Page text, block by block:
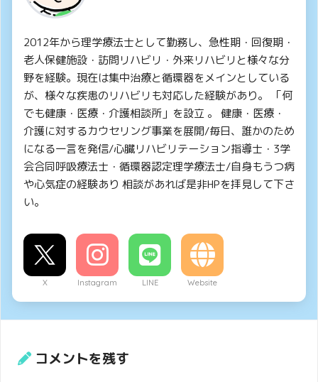
2012年から理学療法士として勤務し、急性期・回復期・
老人保健施設・訪問リハビリ・外来リハビリと様々な分
野を経験。現在は集中治療と循環器をメインとしている
が、様々な疾患のリハビリも対応した経験があり。 「何
でも健康・医療・介護相談所」を設立 。 健康・医療・
介護に対するカウセリング事業を展開/毎日、誰かのため
になる一言を発信/心臓リハビリテーション指導士・3学
会合同呼吸療法士・循環器認定理学療法士/自身もうつ病
や心気症の経験あり 相談があれば是非HPを拝見して下さ
い。
X Instagram LINE Website
コメントを残す